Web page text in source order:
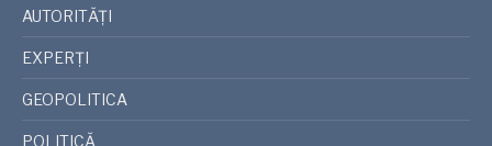
AUTORITĂȚI
EXPERȚI
GEOPOLITICA
POLITICĂ